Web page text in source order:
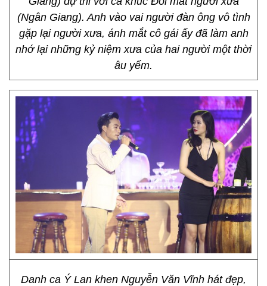
(Ngân Giang). Anh vào vai người đàn ông vô tình
gặp lại người xưa, ánh mắt cô gái ấy đã làm anh
nhớ lại những kỷ niệm xưa của hai người một thời
âu yếm.
Danh ca Ý Lan khen Nguyễn Văn Vĩnh hát đẹp,